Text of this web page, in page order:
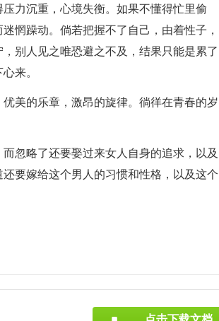
力沉重，心境失衡。如果不懂得忙里偷
惘躁动。倘若把握不了自己，由着性子，
别人见之唯恐避之不及，结果只能是累了
来。
美的乐章，激昂的旋律。徜徉在青春的岁
忽略了还要娶过来女人自身的追求，以及
要嫁给这个男人的习惯和性格，以及这个